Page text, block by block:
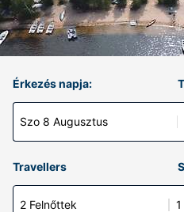
Érkezés napja:
Szo 8 Augusztus
Travellers
2 Felnőttek